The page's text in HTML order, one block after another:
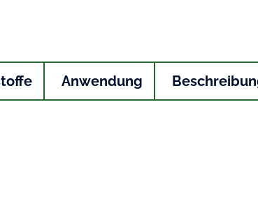
Anwendung